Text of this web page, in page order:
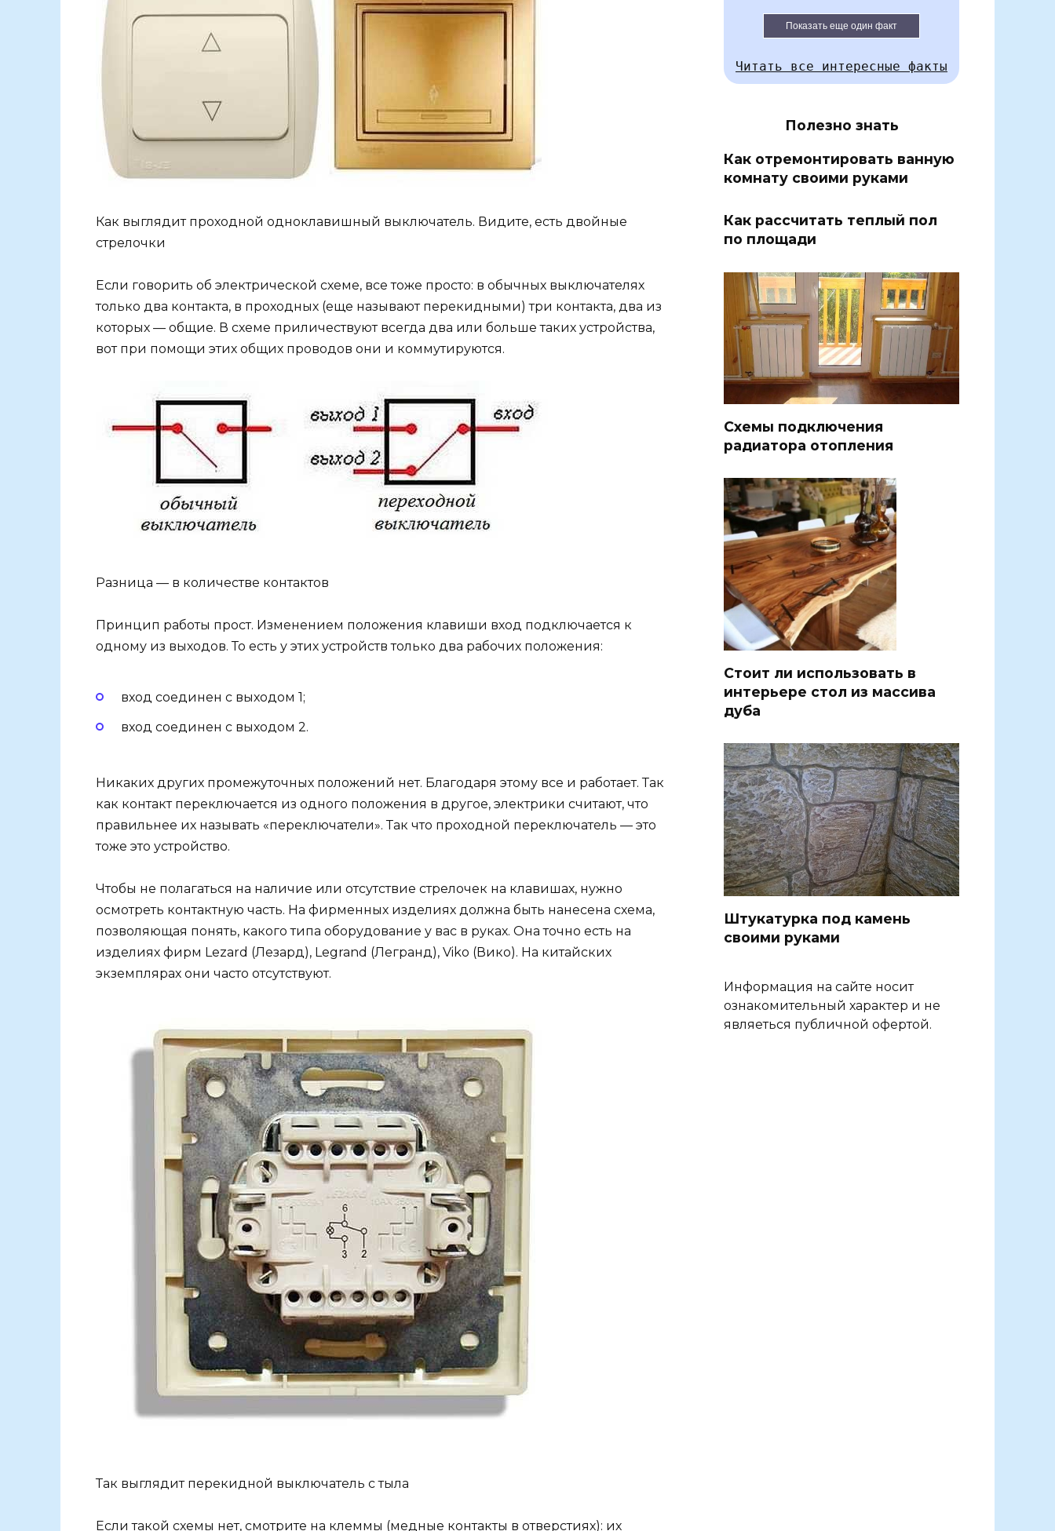
Как выглядит проходной одноклавишный выключатель. Видите, есть двойные
стрелочки
Если говорить об электрической схеме, все тоже просто: в обычных выключателях
только два контакта, в проходных (еще называют перекидными) три контакта, два из
которых — общие. В схеме приличествуют всегда два или больше таких устройства,
вот при помощи этих общих проводов они и коммутируются.
Разница — в количестве контактов
Принцип работы прост. Изменением положения клавиши вход подключается к
одному из выходов. То есть у этих устройств только два рабочих положения:
вход соединен с выходом 1;
вход соединен с выходом 2.
Никаких других промежуточных положений нет. Благодаря этому все и работает. Так
как контакт переключается из одного положения в другое, электрики считают, что
правильнее их называть «переключатели». Так что проходной переключатель — это
тоже это устройство.
Чтобы не полагаться на наличие или отсутствие стрелочек на клавишах, нужно
осмотреть контактную часть. На фирменных изделиях должна быть нанесена схема,
позволяющая понять, какого типа оборудование у вас в руках. Она точно есть на
изделиях фирм Lezard (Лезард), Legrand (Легранд), Viko (Вико). На китайских
экземплярах они часто отсутствуют.
Так выглядит перекидной выключатель с тыла
Если такой схемы нет, смотрите на клеммы (медные контакты в отверстиях): их
Показать еще один факт
Читать все интересные факты
Полезно знать
Как отремонтировать ванную
комнату своими руками
Как рассчитать теплый пол
по площади
Схемы подключения
радиатора отопления
Стоит ли использовать в
интерьере стол из массива
дуба
Штукатурка под камень
своими руками
Информация на сайте носит
ознакомительный характер и не
являеться публичной офертой.